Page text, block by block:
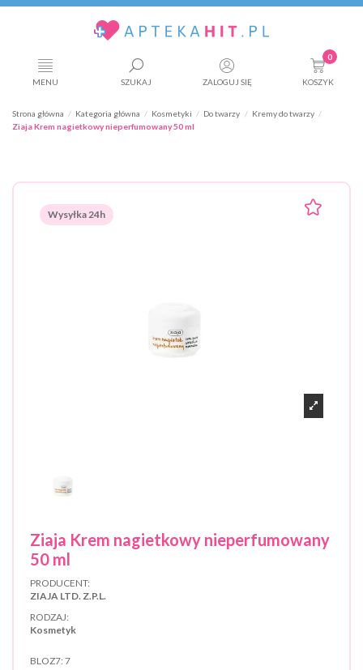
MENU SZUKAJ ZALOGUJ SIĘ
0
KOSZYK
Strona główna Kategoria główna Kosmetyki Do twarzy
Kremy do twarzy
Ziaja Krem nagietkowy nieperfumowany 50 ml
Wysyłka 24h
Ziaja Krem nagietkowy nieperfumowany
50 ml
PRODUCENT:
ZIAJA LTD. Z.P.L.
RODZAJ:
Kosmetyk
BLOZ7: 7